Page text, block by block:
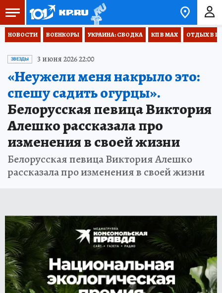
НОВОСТИ ВОЕНКОРЫ УКРАИНА: СВОДКА КП В МАХ ОТДЫХ В
ЗВЕЗДЫ 3 июня 2026 22:00
«Неужели меня накрыло это:
спешу садить огурцы».
Белорусская певица Виктория
Алешко рассказала про
изменения в своей жизни
Белорусская певица Виктория Алешко
рассказала про изменения в своей жизни